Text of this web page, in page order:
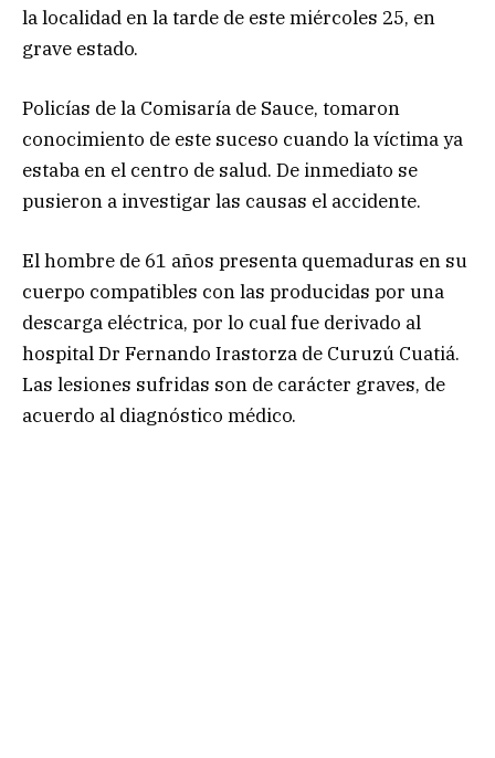
la localidad en la tarde de este miércoles 25, en
grave estado.
Policías de la Comisaría de Sauce, tomaron
conocimiento de este suceso cuando la víctima ya
estaba en el centro de salud. De inmediato se
pusieron a investigar las causas el accidente.
El hombre de 61 años presenta quemaduras en su
cuerpo compatibles con las producidas por una
descarga eléctrica, por lo cual fue derivado al
hospital Dr Fernando Irastorza de Curuzú Cuatiá.
Las lesiones sufridas son de carácter graves, de
acuerdo al diagnóstico médico.